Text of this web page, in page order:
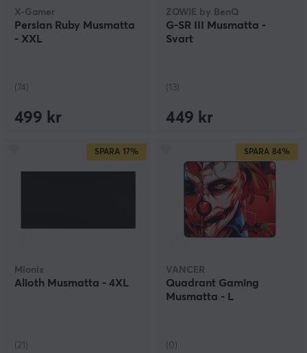
X-Gamer
Persian Ruby Musmatta
- XXL
(74)
499 kr
ZOWIE by BenQ
G-SR III Musmatta -
Svart
(13)
449 kr
SPARA 17%
Mionix
Alioth Musmatta - 4XL
(21)
SPARA 84%
VANCER
Quadrant Gaming
Musmatta - L
(0)